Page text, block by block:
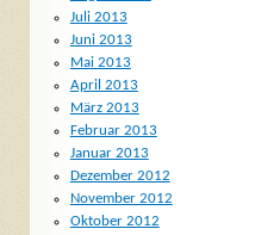
Juli 2013
Juni 2013
Mai 2013
April 2013
März 2013
Februar 2013
Januar 2013
Dezember 2012
November 2012
Oktober 2012